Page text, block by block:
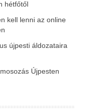
hétfőtől
kell lenni az online
újpesti áldozataira
Újpesten